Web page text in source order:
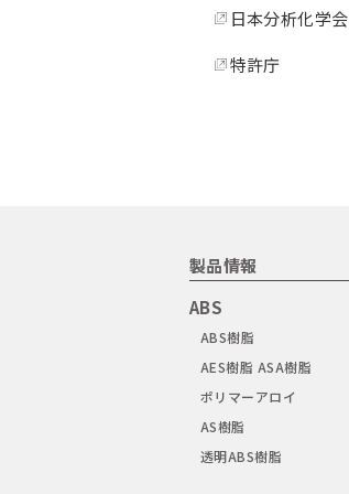
日本分析化学会
特許庁
製品情報
ABS
ABS樹脂
AES樹脂 ASA樹脂
ポリマーアロイ
AS樹脂
透明ABS樹脂